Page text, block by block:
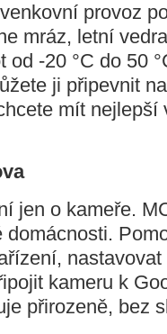
provoz
mráz, letní
od -20 °C do 50
ji připevnit
mít nejlepší
jen o kameře.
kameru k
přirozeně, bez